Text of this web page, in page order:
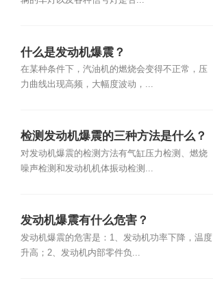
什么是发动机爆震？
在某种条件下，汽油机的燃烧会变得不正常，压
力曲线出现高频，大幅度波动，...
检测发动机爆震的三种方法是什么？
对发动机爆震的检测方法有气缸压力检测、燃烧
噪声检测和发动机机体振动检测...
发动机爆震有什么危害？
发动机爆震的危害是：1、发动机功率下降，温度
升高；2、发动机内部零件负...